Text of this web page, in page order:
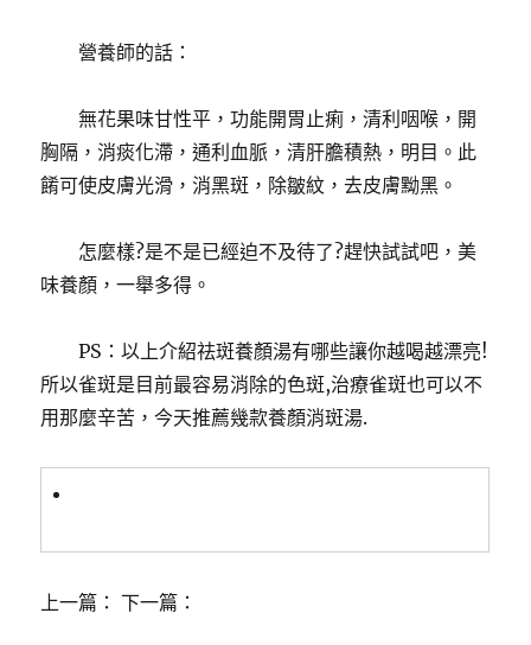
營養師的話：
無花果味甘性平，功能開胃止痢，清利咽喉，開
胸隔，消痰化滯，通利血脈，清肝膽積熱，明目。 此
餚可使皮膚光滑，消黑斑，除皺紋，去皮膚黝黑。
怎麼樣?是不是已經迫不及待了?趕快試試吧，美
味養顏，一舉多得。
PS：以上介紹祛斑養顏湯有哪些讓你越喝越漂亮!
所以雀斑是目前最容易消除的色斑,治療雀斑也可以不
用那麼辛苦，今天推薦幾款養顏消斑湯.
上一篇： 下一篇：